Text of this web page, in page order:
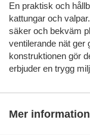
En praktisk och
kattungar och
säker och bekväm
ventilerande nät ger
konstruktionen gör
erbjuder en trygg
Mer information